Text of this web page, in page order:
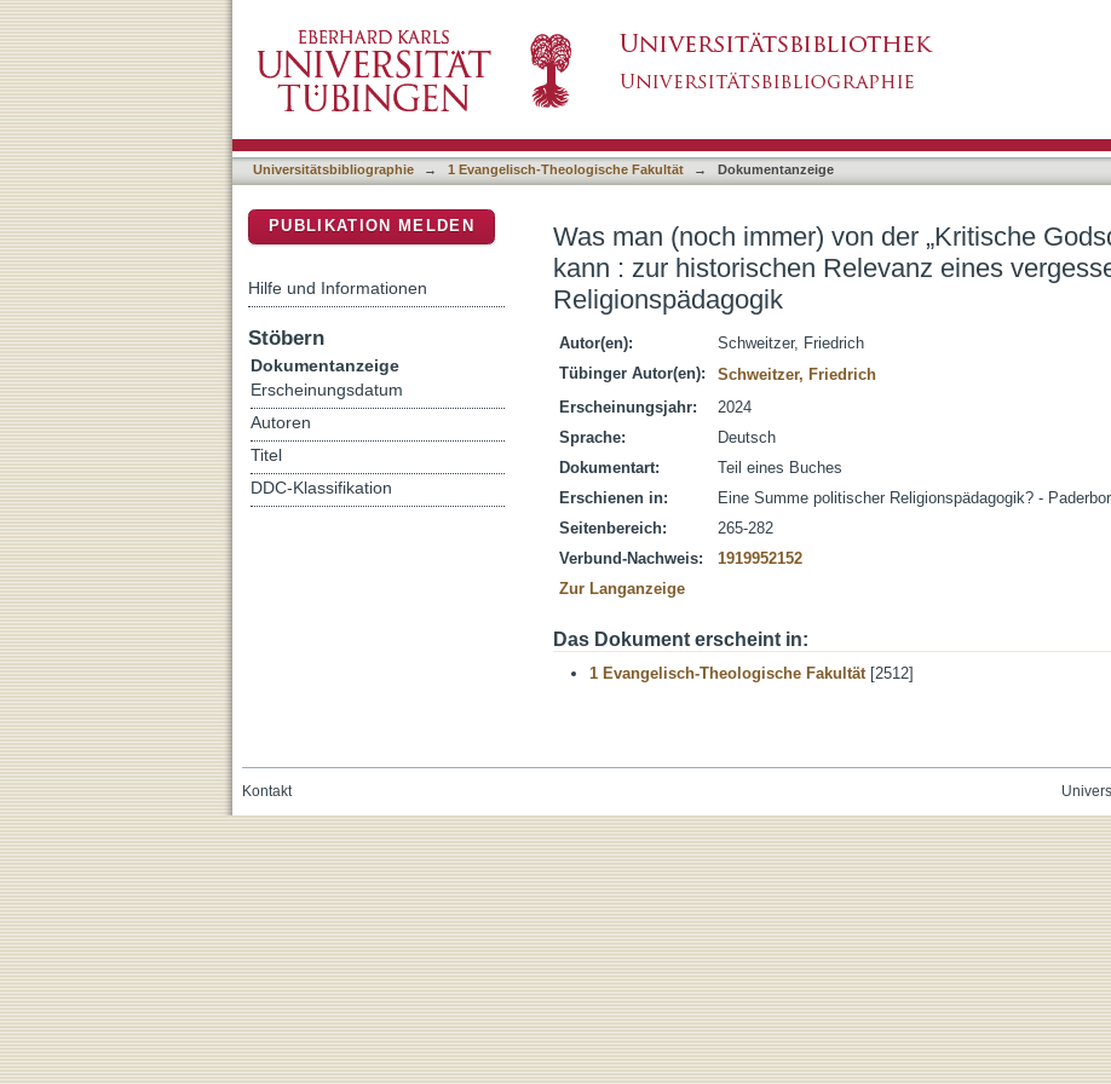
Was man (noch immer) von der „Kritische Godsdienstdidactiek" lernen
Relevanz eines vergessenen Klassikers der Religionspädagogik
Universitätsbibliographie → 1 Evangelisch-Theologische Fakultät → Dokumentanzeige
Was man (noch immer) von der „Kritische
kann : zur historischen Relevanz eines
Religionspädagogik
Autor(en):
Schweitzer, Friedrich
Tübinger Autor(en):
Schweitzer, Friedrich
Erscheinungsjahr:
2024
Sprache:
Deutsch
Dokumentart:
Teil eines Buches
Erschienen in:
Eine Summe politischer Religionspädagogik? -
Seitenbereich:
265-282
Verbund-Nachweis:
1919952152
Zur Langanzeige
Das Dokument erscheint in:
1 Evangelisch-Theologische Fakultät[2512]
PUBLIKATION MELDEN
Hilfe und Informationen
Stöbern
Dokumentanzeige
Erscheinungsdatum
Autoren
Titel
DDC-Klassifikation
Kontakt